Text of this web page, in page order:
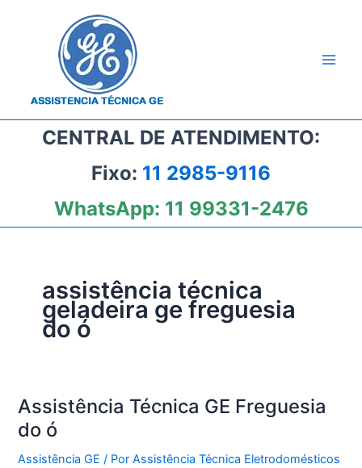
CENTRAL DE ATENDIMENTO:
Fixo: 11 2985-9116
WhatsApp: 11 99331-2476
assistência técnica
geladeira ge freguesia
do ó
Assistência Técnica GE Freguesia
do ó
Assistência GE / PorAssistência Técnica Eletrodomésticos